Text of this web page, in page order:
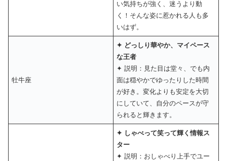
い気持ちが強く、迷うより動
く！そんな姿に惹かれる人も多
いはず。
牡牛座
✦ どっしり華やか、マイペース
な王者
✦ 説明：見た目は堂々、でも内
面は穏やかでゆったりした時間
が好き。変化よりも安定を大切
にしていて、自分のペースが守
られると輝きます。
✦ しゃべって笑って輝く情報ス
ター
✦ 説明：おしゃべり上手でユー